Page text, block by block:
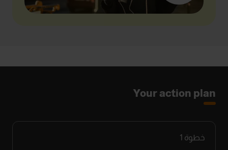
Your action plan
خطوة 1